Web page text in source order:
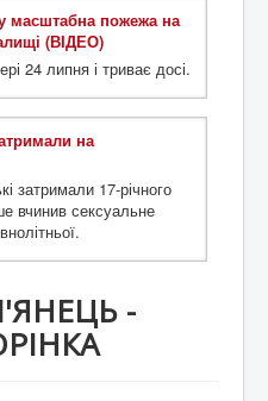
масштабна пожежа на
(ВІДЕО)
24 липня і триває досі.
на
затримали 17-річного
вчинив сексуальне
-